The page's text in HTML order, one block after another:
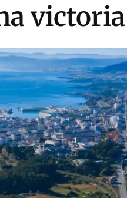
victoria